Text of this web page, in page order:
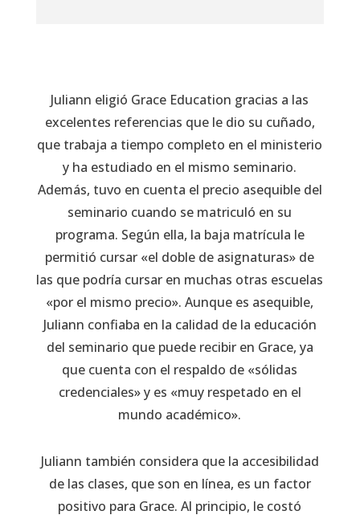
Juliann eligió Grace Education gracias a las
excelentes referencias que le dio su cuñado,
que trabaja a tiempo completo en el ministerio
y ha estudiado en el mismo seminario.
Además, tuvo en cuenta el precio asequible del
seminario cuando se matriculó en su
programa. Según ella, la baja matrícula le
permitió cursar «el doble de asignaturas» de
las que podría cursar en muchas otras escuelas
«por el mismo precio». Aunque es asequible,
Juliann confiaba en la calidad de la educación
del seminario que puede recibir en Grace, ya
que cuenta con el respaldo de «sólidas
credenciales» y es «muy respetado en el
mundo académico».
Juliann también considera que la accesibilidad
de las clases, que son en línea, es un factor
positivo para Grace. Al principio, le costó